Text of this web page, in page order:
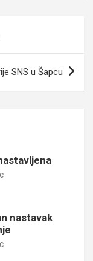
SNS u Šapcu
nastavak